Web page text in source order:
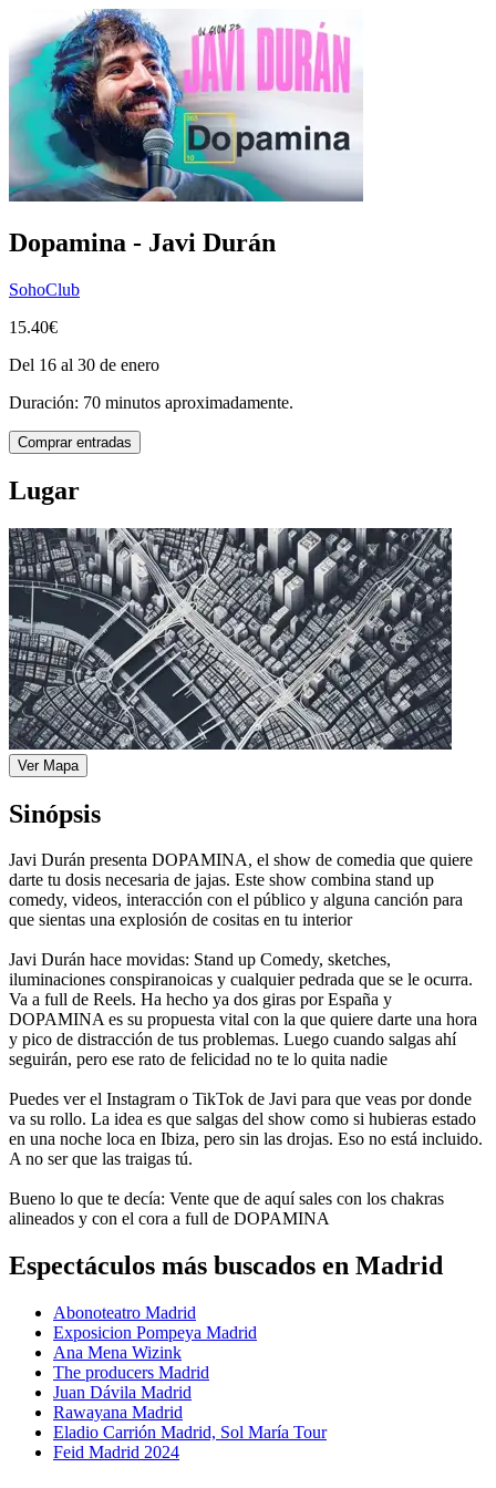
Dopamina - Javi Durán
SohoClub
15.40€
Del 16 al 30 de enero
Duración: 70 minutos aproximadamente.
Comprar entradas
Lugar
Ver Mapa
Sinópsis
Javi Durán presenta DOPAMINA, el show de comedia que quiere
darte tu dosis necesaria de jajas. Este show combina stand up
comedy, videos, interacción con el público y alguna canción para
que sientas una explosión de cositas en tu interior
Javi Durán hace movidas: Stand up Comedy, sketches,
iluminaciones conspiranoicas y cualquier pedrada que se le ocurra.
Va a full de Reels. Ha hecho ya dos giras por España y
DOPAMINA es su propuesta vital con la que quiere darte una hora
y pico de distracción de tus problemas. Luego cuando salgas ahí
seguirán, pero ese rato de felicidad no te lo quita nadie
Puedes ver el Instagram o TikTok de Javi para que veas por donde
va su rollo. La idea es que salgas del show como si hubieras estado
en una noche loca en Ibiza, pero sin las drojas. Eso no está incluido.
A no ser que las traigas tú.
Bueno lo que te decía: Vente que de aquí sales con los chakras
alineados y con el cora a full de DOPAMINA
Espectáculos más buscados en Madrid
Abonoteatro Madrid
Exposicion Pompeya Madrid
Ana Mena Wizink
The producers Madrid
Juan Dávila Madrid
Rawayana Madrid
Eladio Carrión Madrid, Sol María Tour
Feid Madrid 2024